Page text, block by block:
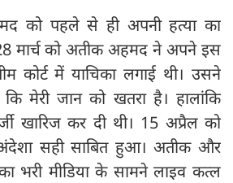
को पहले से ही अपनी हत्या का
मार्च को अतीक अहमद ने अपने इस
कोर्ट में याचिका लगाई थी। उसने
मेरी जान को खतरा है। हालांकि
खारिज कर दी थी। 15 अप्रैल को
सही साबित हुआ। अतीक और
भरी मीडिया के सामने लाइव कत्ल